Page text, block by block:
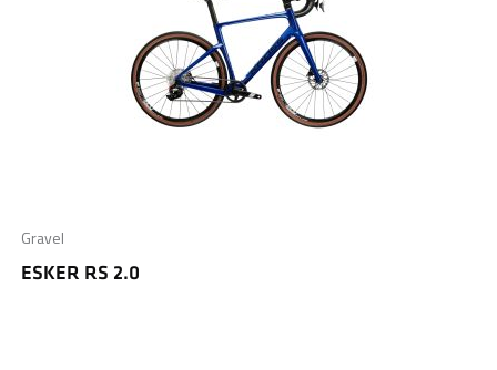
Gravel
ESKER RS 2.0